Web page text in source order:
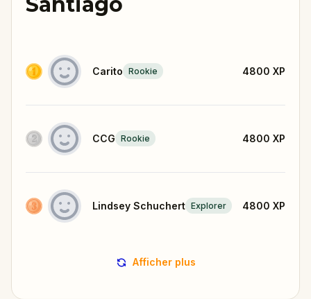
Carito Rookie 4800 XP
CCG Rookie 4800 XP
Lindsey Schuchert Explorer 4800 XP
Afficher plus